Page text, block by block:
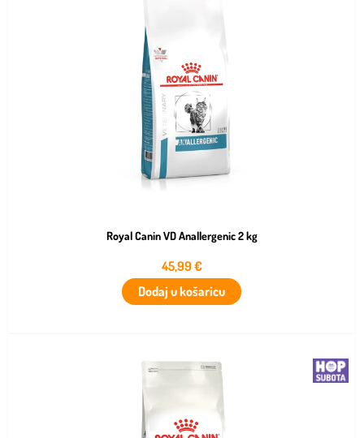
Royal Canin VD Anallergenic 2 kg
45,99€
Dodaj u košaricu